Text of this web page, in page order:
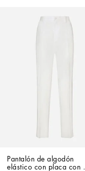
Pantalón de algodón
elástico con placa con